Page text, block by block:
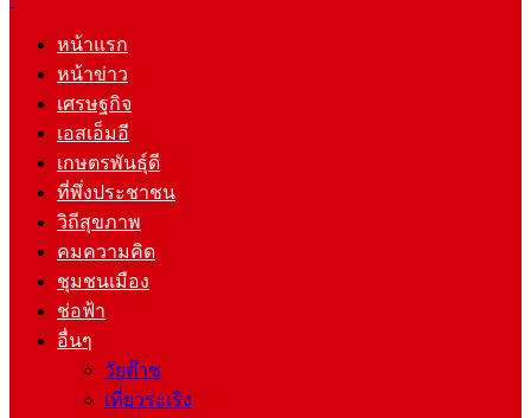
หน้าแรก
หน้าข่าว
เศรษฐกิจ
เอสเอ็มอี
เกษตรพันธุ์ดี
ที่พึ่งประชาชน
วิถีสุขภาพ
คมความคิด
ชุมชนเมือง
ช่อฟ้า
อื่นๆ
วัยต๊าช
เที่ยวระเริง